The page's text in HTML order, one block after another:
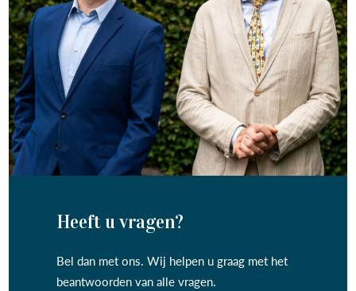
Heeft u vragen?
Bel dan met ons. Wij helpen u graag met het
beantwoorden van alle vragen.